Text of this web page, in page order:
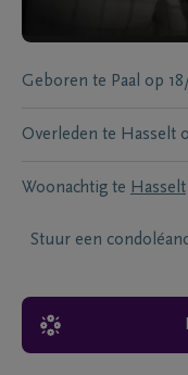
Geboren te Paal op
Overleden te Hasselt
Woonachtig te Hasselt
Stuur een